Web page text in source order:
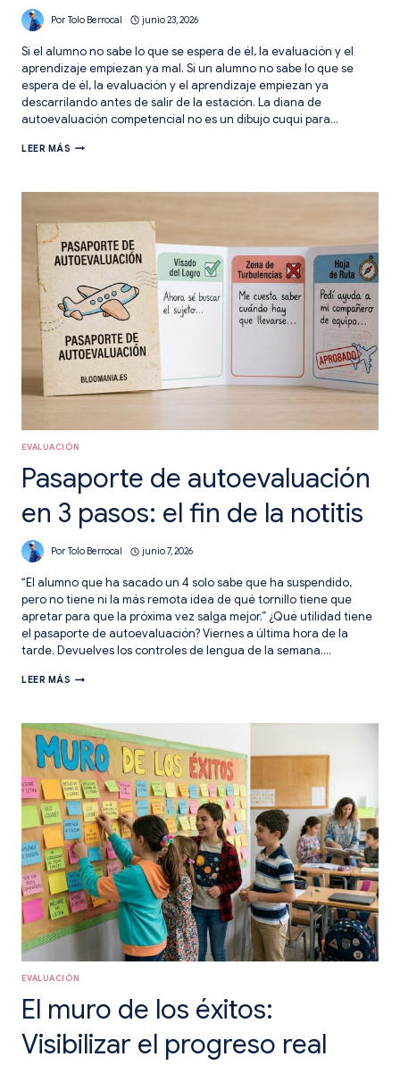
Por Tolo Berrocal junio 23, 2026
Si el alumno no sabe lo que se espera de él, la evaluación y el
aprendizaje empiezan ya mal. Si un alumno no sabe lo que se
espera de él, la evaluación y el aprendizaje empiezan ya
descarrilando antes de salir de la estación. La diana de
autoevaluación competencial no es un dibujo cuqui para…
LEER MÁS DIANA
APRENDIZAJE.
EVALUACIÓN
Pasaporte de autoevaluación
en 3 pasos: el fin de la notitis
Por Tolo Berrocal junio 7, 2026
“El alumno que ha sacado un 4 solo sabe que ha suspendido,
pero no tiene ni la más remota idea de qué tornillo tiene que
apretar para que la próxima vez salga mejor.” ¿Qué utilidad tiene
el pasaporte de autoevaluación? Viernes a última hora de la
tarde. Devuelves los controles de lengua de la semana….
LEER MÁS PASAPORTE
3
PASOS:
EL
FIN
DE
LA
NOTITIS
EVALUACIÓN
El muro de los éxitos:
Visibilizar el progreso real